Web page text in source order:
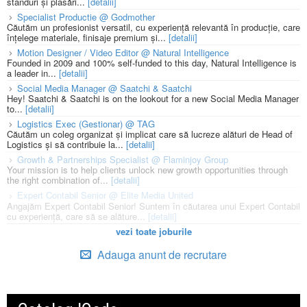
Specialist Productie @ Godmother
Căutăm un profesionist versatil, cu experiență relevantă în producție, care
înțelege materiale, finisaje premium și... [detalii]
Motion Designer / Video Editor @ Natural Intelligence
Founded in 2009 and 100% self-funded to this day, Natural Intelligence is
a leader in... [detalii]
Social Media Manager @ Saatchi & Saatchi
Hey! Saatchi & Saatchi is on the lookout for a new Social Media Manager
to... [detalii]
Logistics Exec (Gestionar) @ TAG
Căutăm un coleg organizat și implicat care să lucreze alături de Head of
Logistics și să contribuie la... [detalii]
Growth & Partnerships Specialist @ Flaminjoy Group
Your mission is to help clients unlock new growth opportunities through
the right combination of... [detalii]
Expert Contabil Senior @ Elite Media United
Angajăm Expert Contabil Senior! Suntem în căutarea unui Expert Contabil
cu experiență, care să se alăture... [detalii]
vezi toate joburile
Adauga anunt de recrutare